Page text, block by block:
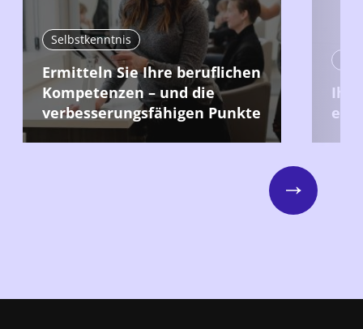
Selbstkenntnis
Ermitteln Sie Ihre beruflichen
Kompetenzen – und die
verbesserungsfähigen Punkte
Next